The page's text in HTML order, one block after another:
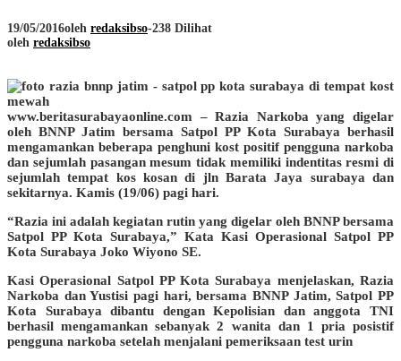
19/05/2016oleh redaksibso-238 Dilihat
oleh redaksibso
www.beritasurabayaonline.com – Razia Narkoba yang digelar
oleh BNNP Jatim bersama Satpol PP Kota Surabaya berhasil
mengamankan beberapa penghuni kost positif pengguna narkoba
dan sejumlah pasangan mesum tidak memiliki indentitas resmi di
sejumlah tempat kos kosan di jln Barata Jaya surabaya dan
sekitarnya. Kamis (19/06) pagi hari.
“Razia ini adalah kegiatan rutin yang digelar oleh BNNP bersama
Satpol PP Kota Surabaya,” Kata Kasi Operasional Satpol PP
Kota Surabaya Joko Wiyono SE.
Kasi Operasional Satpol PP Kota Surabaya menjelaskan, Razia
Narkoba dan Yustisi pagi hari, bersama BNNP Jatim, Satpol PP
Kota Surabaya dibantu dengan Kepolisian dan anggota TNI
berhasil mengamankan sebanyak 2 wanita dan 1 pria posistif
pengguna narkoba setelah menjalani pemeriksaan test urin